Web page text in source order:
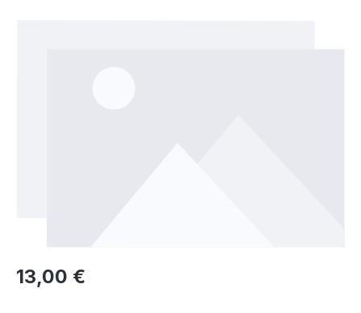
Regulärer Preis:
13,00 €